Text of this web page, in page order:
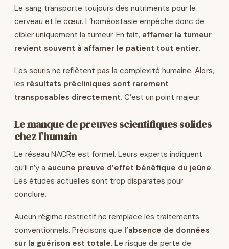
Le sang transporte toujours des nutriments pour le
cerveau et le cœur. L’homéostasie empêche donc de
cibler uniquement la tumeur. En fait, affamer la tumeur
revient souvent à affamer le patient tout entier.
Les souris ne reflètent pas la complexité humaine. Alors,
les résultats précliniques sont rarement
transposables directement. C’est un point majeur.
Le manque de preuves scientifiques solides
chez l’humain
Le réseau NACRe est formel. Leurs experts indiquent
qu’il n’y a aucune preuve d’effet bénéfique du jeûne.
Les études actuelles sont trop disparates pour
conclure.
Aucun régime restrictif ne remplace les traitements
conventionnels. Précisons que l’absence de données
sur la guérison est totale. Le risque de perte de